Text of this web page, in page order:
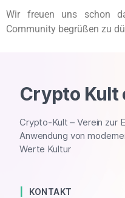
Wir freuen uns schon
Community begrüßen zu
Crypto Kult
Crypto-Kult – Verein zur
Anwendung von
Werte Kultur
KONTAKT